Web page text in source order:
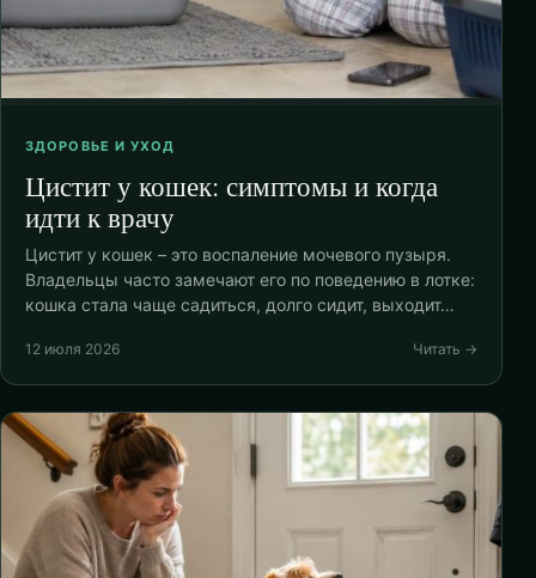
ЗДОРОВЬЕ И УХОД
Цистит у кошек: симптомы и когда
идти к врачу
Цистит у кошек – это воспаление мочевого пузыря.
Владельцы часто замечают его по поведению в лотке:
кошка стала чаще садиться, долго сидит, выходит…
12 июля 2026 Читать →